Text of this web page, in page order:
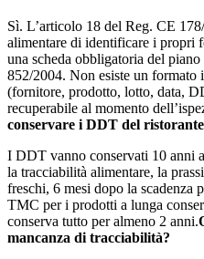
Sì. L’articolo 18 del Reg. CE
alimentare di identificare i propri
una scheda obbligatoria del
852/2004. Non esiste un formato
(fornitore, prodotto, lotto, data,
recuperabile al momento
conservare i DDT del
I DDT vanno conservati 10 anni
la tracciabilità alimentare, la
freschi, 6 mesi dopo la scadenza
TMC per i prodotti a lunga
conserva tutto per almeno 2 anni.
mancanza di tracciabilità?